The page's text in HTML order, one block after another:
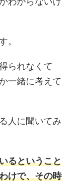
。
られなくて
一緒に考えて
人に聞いてみ
るということ
けで、その時